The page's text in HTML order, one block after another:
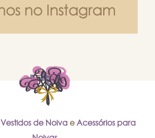
Vestidos de Noiva e Acessórios para